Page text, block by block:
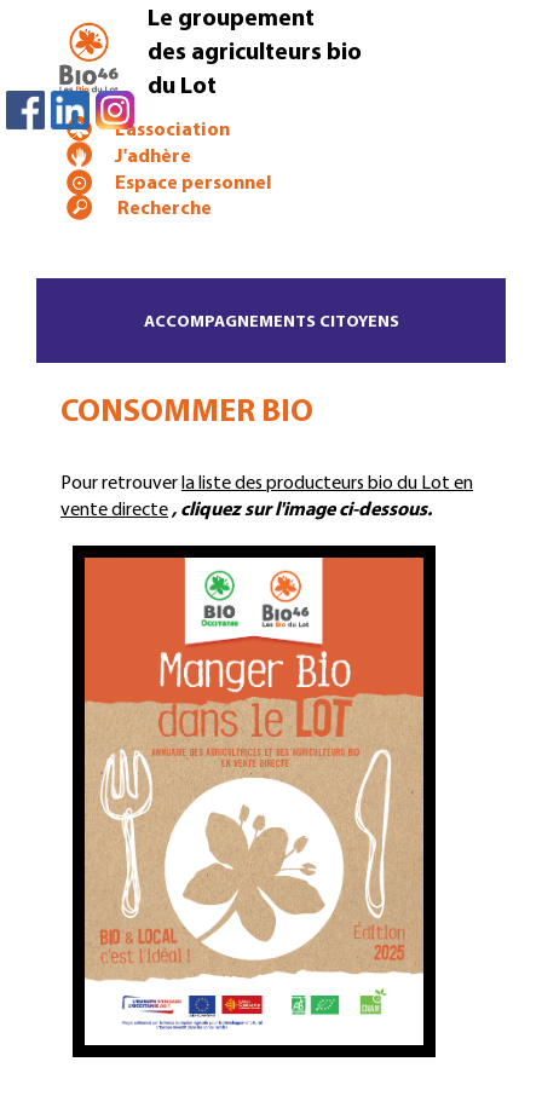
Le groupement
des agriculteurs bio
du Lot
L'association
J'adhère
Espace personnel
ACCOMPAGNEMENTS CITOYENS
CONSOMMER BIO
Pour retrouverla liste des producteurs bio du Lot en
vente directe, cliquez sur l'image ci-dessous.